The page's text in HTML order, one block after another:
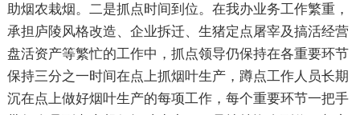
助烟农栽烟。二是抓点时间到位。在我办业务工作繁重，
承担庐陵风格改造、企业拆迁、生猪定点屠宰及搞活经营
盘活资产等繁忙的工作中，抓点领导仍保持在各重要环节
保持三分之一时间在点上抓烟叶生产，蹲点工作人员长期
沉在点上做好烟叶生产的每项工作，每个重要环节一把手